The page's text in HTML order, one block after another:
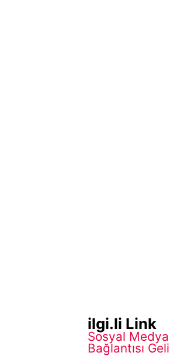
ilgi.li Link
Sosyal
Bağlantısı